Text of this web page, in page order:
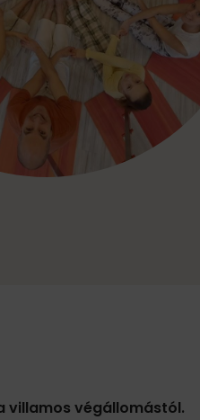
villamos végállomástól.